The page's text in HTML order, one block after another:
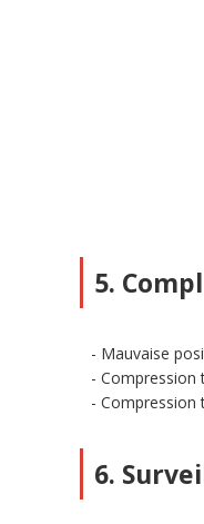
5.
Mauvaise
Compression
Compression
6.